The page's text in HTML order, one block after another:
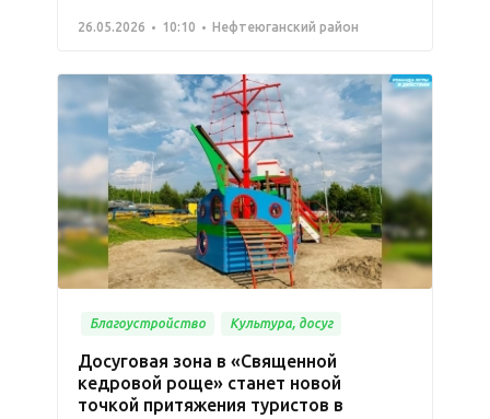
26.05.2026 10:10 Нефтеюганский район
Благоустройство Культура, досуг
Досуговая зона в «Священной
кедровой роще» станет новой
точкой притяжения туристов в